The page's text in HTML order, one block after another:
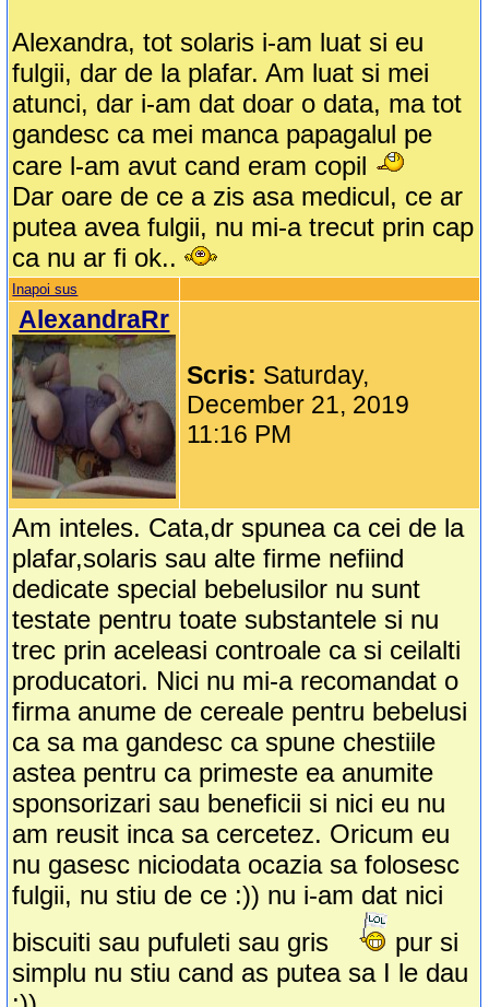
Alexandra, tot solaris i-am luat si eu
fulgii, dar de la plafar. Am luat si mei
atunci, dar i-am dat doar o data, ma tot
gandesc ca mei manca papagalul pe
care l-am avut cand eram copil
Dar oare de ce a zis asa medicul, ce ar
putea avea fulgii, nu mi-a trecut prin cap
ca nu ar fi ok..
Inapoi sus
AlexandraRr
Scris: Saturday,
December 21, 2019
11:16 PM
Am inteles. Cata,dr spunea ca cei de la
plafar,solaris sau alte firme nefiind
dedicate special bebelusilor nu sunt
testate pentru toate substantele si nu
trec prin aceleasi controale ca si ceilalti
producatori. Nici nu mi-a recomandat o
firma anume de cereale pentru bebelusi
ca sa ma gandesc ca spune chestiile
astea pentru ca primeste ea anumite
sponsorizari sau beneficii si nici eu nu
am reusit inca sa cercetez. Oricum eu
nu gasesc niciodata ocazia sa folosesc
fulgii, nu stiu de ce :)) nu i-am dat nici
biscuiti sau pufuleti sau gris
pur si
simplu nu stiu cand as putea sa I le dau